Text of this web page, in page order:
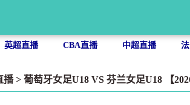
英超直播 CBA直播 中超直播
播> 葡萄牙女足U18 VS 芬兰女足U18 【